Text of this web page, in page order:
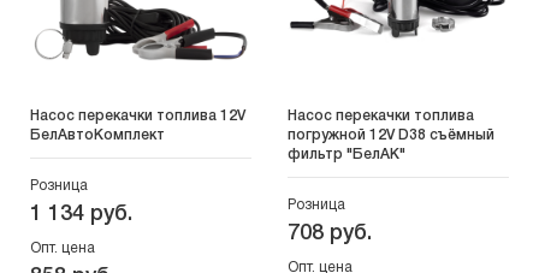
Насос перекачки топлива 12V
БелАвтоКомплект
Розница
1 134 руб.
Опт. цена
Насос перекачки топлива
погружной 12V D38 съёмный
фильтр "БелАК"
Розница
708 руб.
Опт. цена